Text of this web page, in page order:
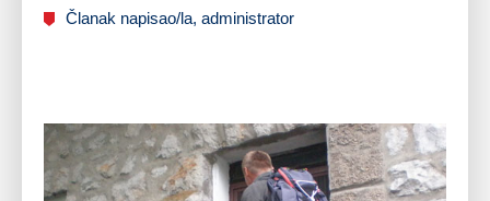
Članak napisao/la, administrator